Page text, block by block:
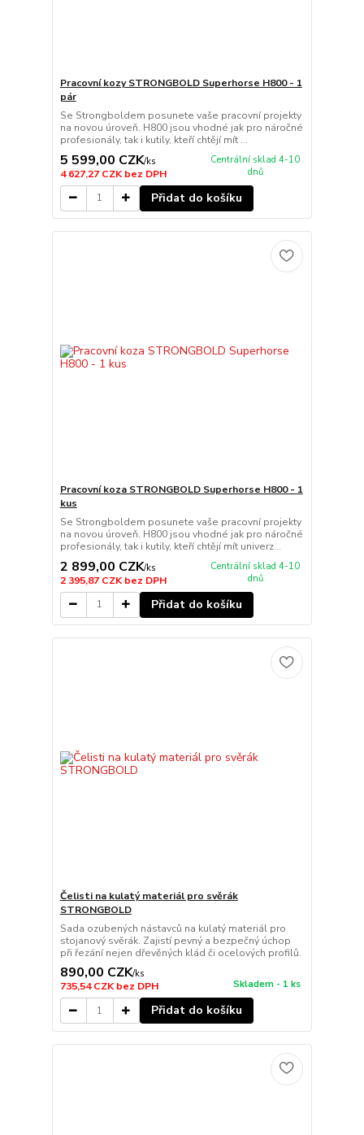
Pracovní kozy STRONGBOLD Superhorse H800 - 1
pár
Se Strongboldem posunete vaše pracovní projekty
na novou úroveň. H800 jsou vhodné jak pro náročné
profesionály, tak i kutily, kteří chtějí mít ...
5 599,00 CZK/ks
4 627,27 CZKbez DPH
Centrální sklad 4-10
dnů
Přidat do košíku
Pracovní koza STRONGBOLD Superhorse H800 - 1
kus
Se Strongboldem posunete vaše pracovní projekty
na novou úroveň. H800 jsou vhodné jak pro náročné
profesionály, tak i kutily, kteří chtějí mít univerz...
2 899,00 CZK/ks
2 395,87 CZKbez DPH
Centrální sklad 4-10
dnů
Přidat do košíku
Čelisti na kulatý materiál pro svěrák
STRONGBOLD
Sada ozubených nástavců na kulatý materiál pro
stojanový svěrák. Zajistí pevný a bezpečný úchop
při řezání nejen dřevěných klád či ocelových profilů.
890,00 CZK/ks
735,54 CZKbez DPH Skladem - 1 ks
Přidat do košíku